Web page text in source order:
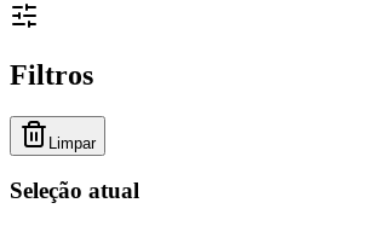
Filtros
Limpar
Seleção atual